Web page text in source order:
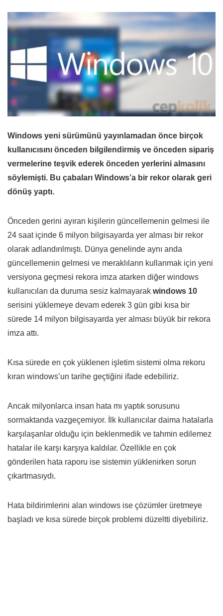
Windows yeni sürümünü yayınlamadan önce birçok
kullanıcısını önceden bilgilendirmiş ve önceden sipariş
vermelerine teşvik ederek önceden yerlerini almasını
söylemişti. Bu çabaları Windows’a bir rekor olarak geri
dönüş yaptı.
Önceden gerini ayıran kişilerin güncellemenin gelmesi ile
24 saat içinde 6 milyon bilgisayarda yer alması bir rekor
olarak adlandırılmıştı. Dünya genelinde aynı anda
güncellemenin gelmesi ve meraklıların kullanmak için yeni
versiyona geçmesi rekora imza atarken diğer windows
kullanıcıları da duruma sesiz kalmayarak windows 10
serisini yüklemeye devam ederek 3 gün gibi kısa bir
sürede 14 milyon bilgisayarda yer alması büyük bir rekora
imza attı.
Kısa sürede en çok yüklenen işletim sistemi olma rekoru
kıran windows’un tarihe geçtiğini ifade edebiliriz.
Ancak milyonlarca insan hata mı yaptık sorusunu
sormaktanda vazgeçemiyor. İlk kullanıcılar daima hatalarla
karşılaşanlar olduğu için beklenmedik ve tahmin edilemez
hatalar ile karşı karşıya kaldılar. Özellikle en çok
gönderilen hata raporu ise sistemin yüklenirken sorun
çıkartmasıydı.
Hata bildirimlerini alan windows ise çözümler üretmeye
başladı ve kısa sürede birçok problemi düzeltti diyebiliriz.